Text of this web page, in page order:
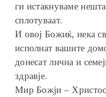
ги истакнуваме
сплотуваат.
И овој Божиќ, нека
исполнат вашите
донесат лична и
здравје.
Мир Божји –